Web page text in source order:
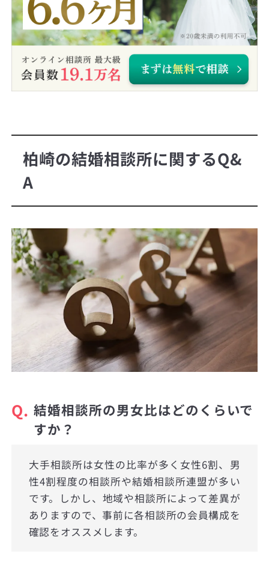
柏崎の結婚相談所に関するQ&
A
Q. 結婚相談所の男女比はどのくらいで
すか？
大手相談所は女性の比率が多く女性6割、男
性4割程度の相談所や結婚相談所連盟が多い
です。しかし、地域や相談所によって差異が
ありますので、事前に各相談所の会員構成を
確認をオススメします。